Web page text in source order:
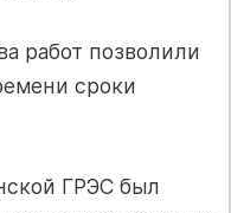
работ позволили
сроки
ГРЭС был